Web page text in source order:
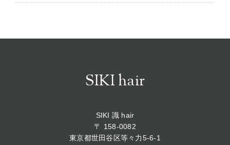
SIKI hair
SIKI 識 hair
〒 158-0082
東京都世田谷区等々力5-6-1